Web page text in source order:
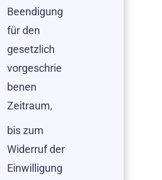
Beendigung
für den
gesetzlich
vorgeschrie
benen
Zeitraum,
bis zum
Widerruf der
Einwilligung